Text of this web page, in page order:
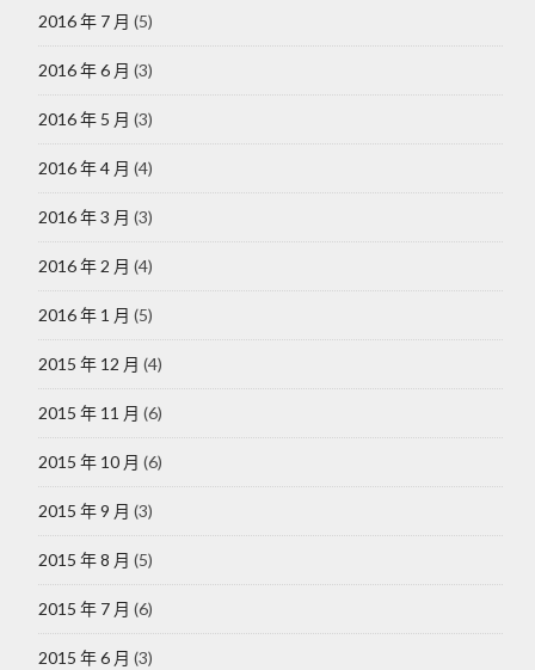
2016 年 7 月 (5)
2016 年 6 月 (3)
2016 年 5 月 (3)
2016 年 4 月 (4)
2016 年 3 月 (3)
2016 年 2 月 (4)
2016 年 1 月 (5)
2015 年 12 月 (4)
2015 年 11 月 (6)
2015 年 10 月 (6)
2015 年 9 月 (3)
2015 年 8 月 (5)
2015 年 7 月 (6)
2015 年 6 月 (3)